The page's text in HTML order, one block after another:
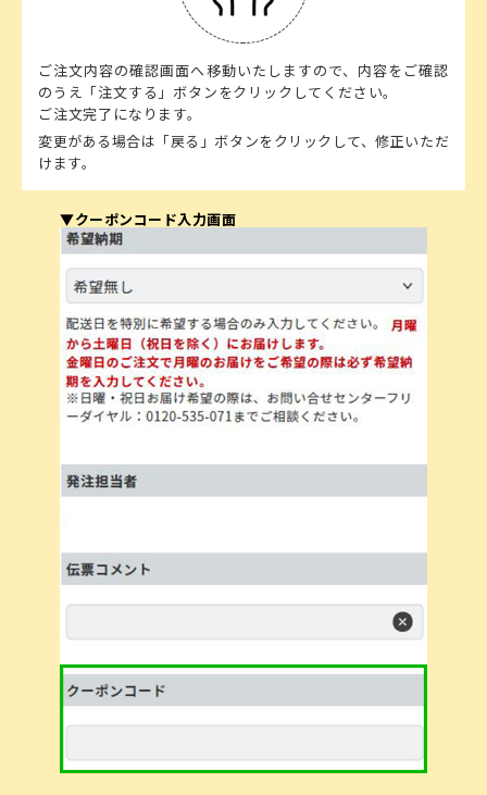
ご注文内容の確認画面へ移動いたしますので、内容をご確認
のうえ「注文する」ボタンをクリックしてください。
ご注文完了になります。
変更がある場合は「戻る」ボタンをクリックして、修正いただ
けます。
▼クーポンコード入力画面